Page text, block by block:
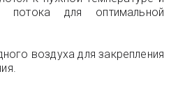
потока для оптимальной
воздуха для закрепления